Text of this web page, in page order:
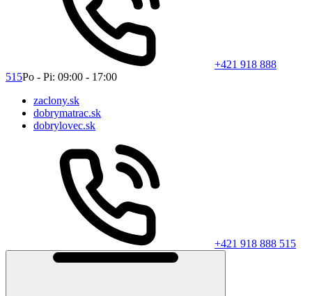
+421 918 888
515Po - Pi: 09:00 - 17:00
zaclony.sk
dobrymatrac.sk
dobrylovec.sk
+421 918 888 515